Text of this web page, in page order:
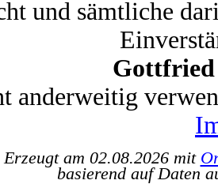
und sämtliche
Gottfried
anderweitig
Erzeugt am 02.08.2026 mit
basierend auf Daten